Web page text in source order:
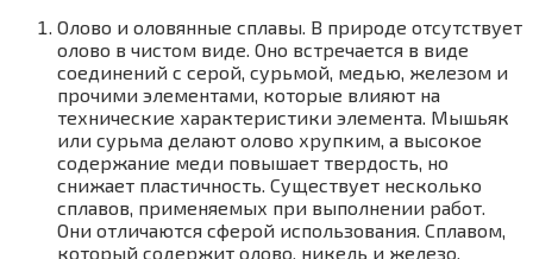
Олово и оловянные сплавы. В природе отсутствует
олово в чистом виде. Оно встречается в виде
соединений с серой, сурьмой, медью, железом и
прочими элементами, которые влияют на
технические характеристики элемента. Мышьяк
или сурьма делают олово хрупким, а высокое
содержание меди повышает твердость, но
снижает пластичность. Существует несколько
сплавов, применяемых при выполнении работ.
Они отличаются сферой использования. Сплавом,
который содержит олово, никель и железо,